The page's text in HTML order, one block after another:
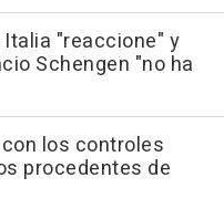
Italia "reaccione" y
Schengen "no ha
con los controles
procedentes de